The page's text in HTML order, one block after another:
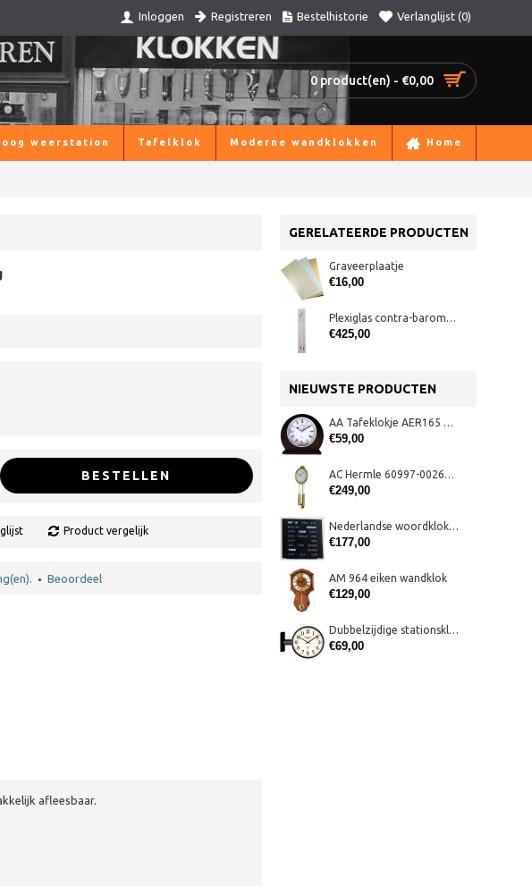
Inloggen Registreren Bestelhistorie Verlanglijst (0)
0 product(en) - €0,00
weerstation Tafelklok Moderne wandklokken Home
GERELATEERDE PRODUCTEN
Graveerplaatje
€16,00
Plexiglas contra-barometer met glas, rood
€425,00
NIEUWSTE PRODUCTEN
AA Tafeklokje AER165 noten
€59,00
AC Hermle 60997-00261 wandklok
€249,00
Nederlandse woordklok zwart AMS 1265
€177,00
AM 964 eiken wandklok
€129,00
Dubbelzijdige stationsklok metaal 1879
€69,00
BESTELLEN
Product vergelijk
• Beoordeel
afleesbaar.